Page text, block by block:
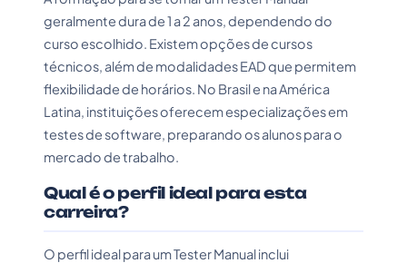
geralmente dura de 1 a 2 anos, dependendo do
curso escolhido. Existem opções de cursos
técnicos, além de modalidades EAD que permitem
flexibilidade de horários. No Brasil e na América
Latina, instituições oferecem especializações em
testes de software, preparando os alunos para o
mercado de trabalho.
Qual é o perfil ideal para esta
carreira?
O perfil ideal para um Tester Manual inclui